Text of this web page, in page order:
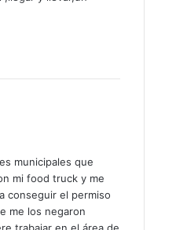
municipales que
mi food truck y me
conseguir el permiso
me los negaron